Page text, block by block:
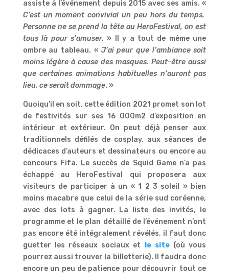
assiste à l’événement depuis 2015 avec ses amis. «
C’est un moment convivial un peu hors du temps.
Personne ne se prend la tête au HeroFestival, on est
tous là pour s’amuser. » Il y a tout de même une
ombre au tableau. « J’ai peur que l’ambiance soit
moins légère à cause des masques. Peut-être aussi
que certaines animations habituelles n’auront pas
lieu, ce serait dommage. »
Quoiqu’il en soit, cette édition 2021 promet son lot
de festivités sur ses 16 000m2 d’exposition en
intérieur et extérieur. On peut déjà penser aux
traditionnels défilés de cosplay, aux séances de
dédicaces d’auteurs et dessinateurs ou encore au
concours Fifa. Le succès de Squid Game n’a pas
échappé au HeroFestival qui proposera aux
visiteurs de participer à un « 1 2 3 soleil » bien
moins macabre que celui de la série sud coréenne,
avec des lots à gagner. La liste des invités, le
programme et le plan détaillé de l’événement n’ont
pas encore été intégralement révélés, il faut donc
guetter les réseaux sociaux et
le site(où vous
pourrez aussi trouver la billetterie). Il faudra donc
encore un peu de patience pour découvrir tout ce